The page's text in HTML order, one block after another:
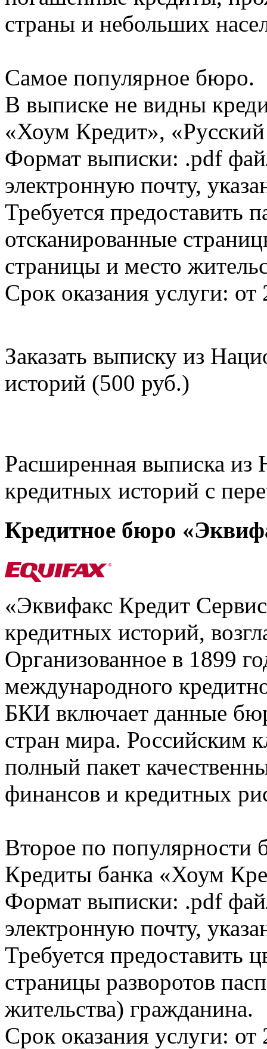
страны и небольших
Самое популярное бюро.
В выписке не видны
«Хоум Кредит»,
Формат выписки: .pdf
электронную почту,
Требуется предоставить
отсканированные
страницы и место
Срок оказания услуги: от
Заказать выписку из
историй (500 руб.)
Расширенная выписка из
кредитных историй с
Кредитное бюро
«Эквифакс Кредит
кредитных историй,
Организованное в 1899
международного
БКИ включает данные
стран мира. Российским
полный пакет
финансов и кредитных
Второе по популярности
Кредиты банка «Хоум
Формат выписки: .pdf
электронную почту,
Требуется предоставить
страницы разворотов
жительства) гражданина.
Срок оказания услуги: от